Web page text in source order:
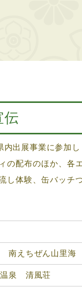
伝
出展事業に参加し
配布のほか、各
し体験、缶バッチ
南えちぜん山里海
温泉 清風荘